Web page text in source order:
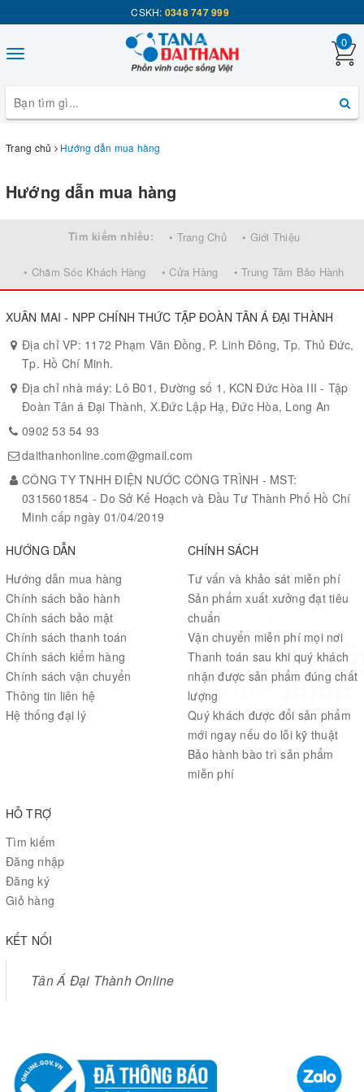
CSKH: 0348 747 999
Toggle
0
Trang chủ Hướng dẫn mua hàng
Hướng dẫn mua hàng
Tìm kiếm nhiều: • Trang Chủ • Giới Thiệu
• Chăm Sóc Khách Hàng • Cửa Hàng • Trung Tâm Bảo Hành
XUÂN MAI - NPP CHÍNH THỨC TẬP ĐOÀN TÂN Á ĐẠI THÀNH
Địa chỉ VP: 1172 Phạm Văn Đồng, P. Linh Đông, Tp. Thủ Đức,
Tp. Hồ Chí Minh.
Địa chỉ nhà máy: Lô B01, Đường số 1, KCN Đức Hòa III - Tập
Đoàn Tân á Đại Thành, X.Đức Lập Hạ, Đức Hòa, Long An
0902 53 54 93
daithanhonline.com@gmail.com
CÔNG TY TNHH ĐIỆN NƯỚC CÔNG TRÌNH - MST:
0315601854 - Do Sở Kế Hoạch và Đầu Tư Thành Phố Hồ Chí
Minh cấp ngày 01/04/2019
HƯỚNG DẪN
Hướng dẫn mua hàng
Chính sách bảo hành
Chính sách bảo mật
Chính sách thanh toán
Chính sách kiểm hàng
Chính sách vận chuyển
Thông tin liên hệ
Hệ thống đại lý
CHÍNH SÁCH
Tư vấn và khảo sát miễn phí
Sản phẩm xuất xưởng đạt tiêu
chuẩn
Vận chuyển miễn phí mọi nơi
Thanh toán sau khi quý khách
nhận được sản phẩm đúng chất
lượng
Quý khách được đổi sản phẩm
mới ngay nếu do lỗi kỹ thuật
Bảo hành bào trì sản phẩm
miễn phí
HỖ TRỢ
Tìm kiếm
Đăng nhập
Đăng ký
Giỏ hàng
KẾT NỐI
Tân Á Đại Thành Online